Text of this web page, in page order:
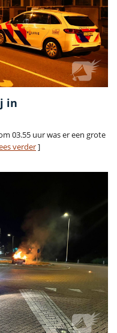
in
03.55 uur was er een grote
verder]